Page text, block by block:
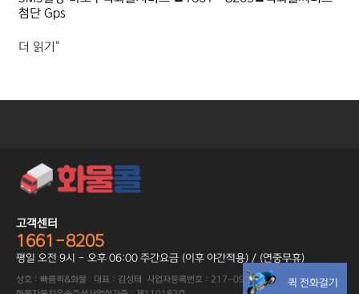
첨단 Gps
더 읽기"
고객센터
1661-8205
평일 오전 9시 - 오후 06:00 주간요금 (이후 야간적용) / (연중무휴)
상호 : 빠름퀵&화물 대표 : 김성태 사업자등록번호 : 217-09-89402
퀵 전화걸기